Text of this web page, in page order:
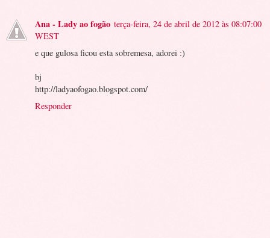
Ana - Lady ao fogão terça-feira, 24 de abril de 2012 às 08:07:00
WEST
e que gulosa ficou esta sobremesa, adorei :)
bj
http://ladyaofogao.blogspot.com/
Responder